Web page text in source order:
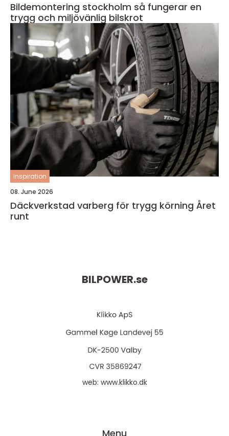
Bildemontering stockholm så fungerar en
trygg och miljövänlig bilskrot
inspiration
08. June 2026
Däckverkstad varberg för trygg körning Året
runt
BILPOWER.se
web: www.klikko.dk
Menu